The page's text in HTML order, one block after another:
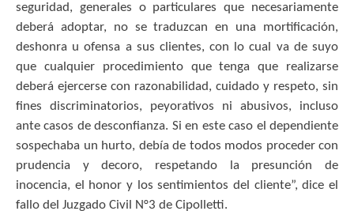
seguridad, generales o particulares que necesariamente
deberá adoptar, no se traduzcan en una mortificación,
deshonra u ofensa a sus clientes, con lo cual va de suyo
que cualquier procedimiento que tenga que realizarse
deberá ejercerse con razonabilidad, cuidado y respeto, sin
fines discriminatorios, peyorativos ni abusivos, incluso
ante casos de desconfianza. Si en este caso el dependiente
sospechaba un hurto, debía de todos modos proceder con
prudencia y decoro, respetando la presunción de
inocencia, el honor y los sentimientos del cliente”, dice el
fallo del Juzgado Civil N°3 de Cipolletti.